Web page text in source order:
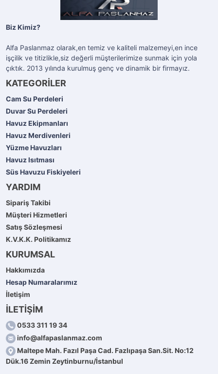
Biz Kimiz?
Alfa Paslanmaz olarak,en temiz ve kaliteli malzemeyi,en ince
işçilik ve titizlikle,siz değerli müşterilerimize sunmak için yola
çıktık. 2013 yılında kurulmuş genç ve dinamik bir firmayız.
KATEGORİLER
Cam Su Perdeleri
Duvar Su Perdeleri
Havuz Ekipmanları
Havuz Merdivenleri
Yüzme Havuzları
Havuz Isıtması
Süs Havuzu Fiskiyeleri
YARDIM
Sipariş Takibi
Müşteri Hizmetleri
Satış Sözleşmesi
K.V.K.K. Politikamız
KURUMSAL
Hakkımızda
Hesap Numaralarımız
İletişim
İLETİŞİM
0533 311 19 34
info@alfapaslanmaz.com
Maltepe Mah. Fazıl Paşa Cad. Fazlıpaşa San.Sit. No:12
Dük.16 Zemin Zeytinburnu/İstanbul